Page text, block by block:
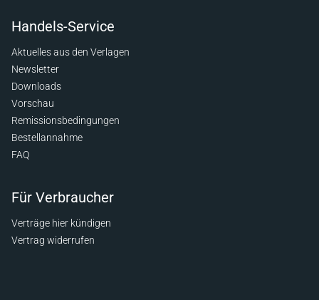
Handels-Service
Aktuelles aus den Verlagen
Newsletter
Downloads
Vorschau
Remissionsbedingungen
Bestellannahme
FAQ
Für Verbraucher
Verträge hier kündigen
Vertrag widerrufen